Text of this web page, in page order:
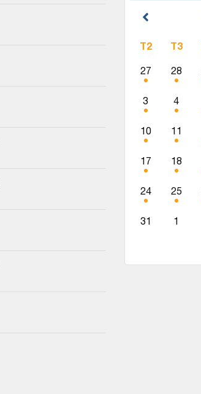
T2 T3
27 28
3 4
10 11
17 18
24 25
31 1